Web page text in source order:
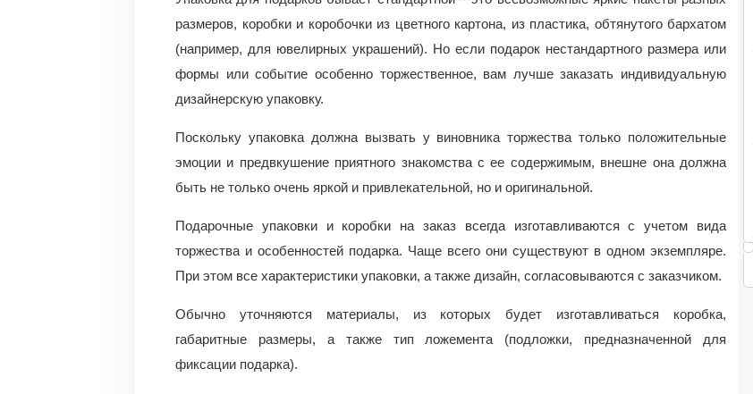
размеров, коробки и коробочки из цветного картона, из пластика, обтянутого бархатом
(например, для ювелирных украшений). Но если подарок нестандартного размера или
формы или событие особенно торжественное, вам лучше заказать индивидуальную
дизайнерскую упаковку.
Поскольку упаковка должна вызвать у виновника торжества только положительные
эмоции и предвкушение приятного знакомства с ее содержимым, внешне она должна
быть не только очень яркой и привлекательной, но и оригинальной.
Подарочные упаковки и коробки на заказ всегда изготавливаются с учетом вида
торжества и особенностей подарка. Чаще всего они существуют в одном экземпляре.
При этом все характеристики упаковки, а также дизайн, согласовываются с заказчиком.
Обычно уточняются материалы, из которых будет изготавливаться коробка,
габаритные размеры, а также тип ложемента (подложки, предназначенной для
фиксации подарка).